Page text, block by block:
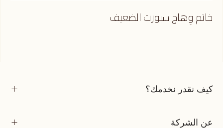
خاتم وِهاج سبورت الضعيف
كيف نقدر نخدمك؟
عن الشركة